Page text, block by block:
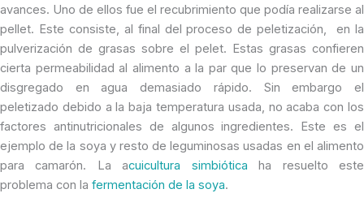
avances. Uno de ellos fue el recubrimiento que podía realizarse al
pellet. Este consiste, al final del proceso de peletización, en la
pulverización de grasas sobre el pelet. Estas grasas confieren
cierta permeabilidad al alimento a la par que lo preservan de un
disgregado en agua demasiado rápido. Sin embargo el
peletizado debido a la baja temperatura usada, no acaba con los
factores antinutricionales de algunos ingredientes. Este es el
ejemplo de la soya y resto de leguminosas usadas en el alimento
para camarón. La acuicultura simbiótica
ha resuelto este
problema con la fermentación de la soya.